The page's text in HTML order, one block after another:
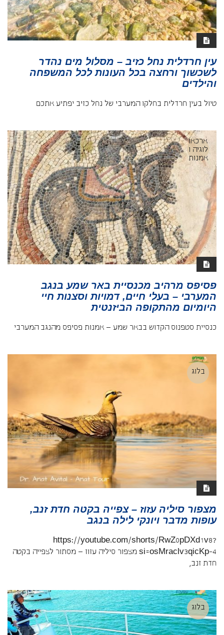
עין חרדלית נחל כזיב – מסלול מים נהדר
לשכשוך ורחצה בכל העונות לכל המשפחה
והילדים
טיול בעין חרדלית בחלקו המערבי של נחל כזיב יפתיע אתכם
ארכאו
לוגיה ו
אמנות
פסיפס מרהיב מכנסיית באר שמע בנגב
המערבי – בעלי חיים, דמויות וסצנות חיי
היומיום מהתקופה הביזנטית
כנסיית סטפנוס הקדוש בבאר שמע – אמנות פסיפס מהנגב המערבי
בלוג
מצפור סיליה עזוז – צפייה בקטה חדת זנב,
עופות מדבר ויונקי לילה בנגב
https://youtube.com/shorts/RwZ0pDXd1v8?
si=osMraclv3qicKp-4 מצפור סיליה עזוז – מסתור לצפייה בקטה
חדת זנב,
בלוג